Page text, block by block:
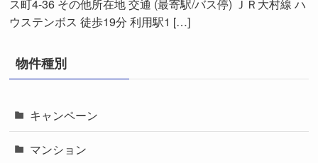
ス町4-36 その他所在地 交通 (最寄駅/バス停) ＪＲ大村線 ハ
ウステンボス 徒歩19分 利用駅1 […]
物件種別
キャンペーン
マンション